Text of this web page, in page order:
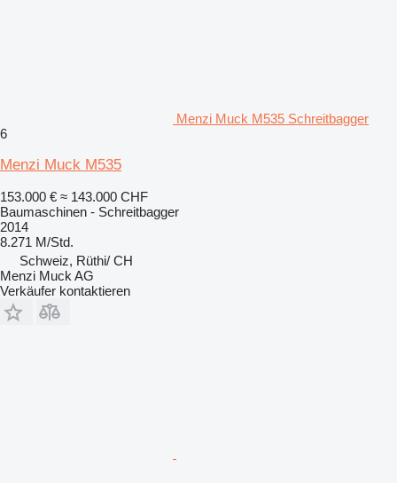
Menzi Muck M535 Schreitbagger
6
Menzi Muck M535
153.000 € ≈ 143.000 CHF
Baumaschinen - Schreitbagger
2014
8.271 M/Std.
Schweiz, Rüthi/ CH
Menzi Muck AG
Verkäufer kontaktieren